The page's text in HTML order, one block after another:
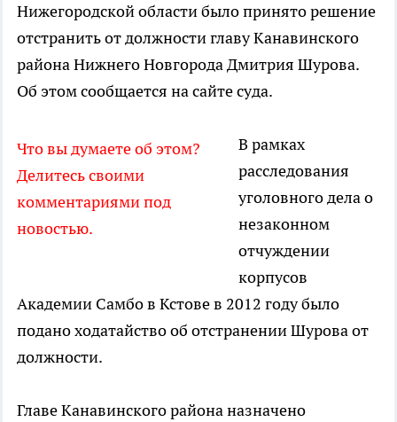
Нижегородской области было принято решение
отстранить от должности главу Канавинского
района Нижнего Новгорода Дмитрия Шурова.
Об этом сообщается на сайте суда.
Что вы думаете об этом?
Делитесь своими
комментариями под
новостью.
В рамках
расследования
уголовного дела о
незаконном
отчуждении
корпусов
Академии Самбо в Кстове в 2012 году было
подано ходатайство об отстранении Шурова от
должности.
Главе Канавинского района назначено